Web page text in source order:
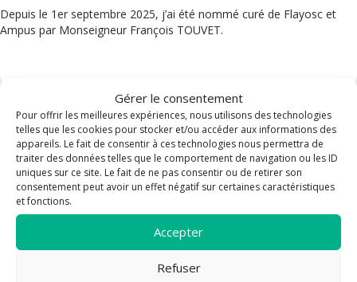
Gérer le consentement
Pour offrir les meilleures expériences, nous utilisons des technologies
telles que les cookies pour stocker et/ou accéder aux informations des
appareils. Le fait de consentir à ces technologies nous permettra de
traiter des données telles que le comportement de navigation ou les ID
uniques sur ce site. Le fait de ne pas consentir ou de retirer son
consentement peut avoir un effet négatif sur certaines caractéristiques
et fonctions.
Accepter
Refuser
Depuis le 1er septembre 2025, j’ai été nommé curé de Flayosc et
Ampus par Monseigneur François TOUVET.
THÈMES
Messe
Prière